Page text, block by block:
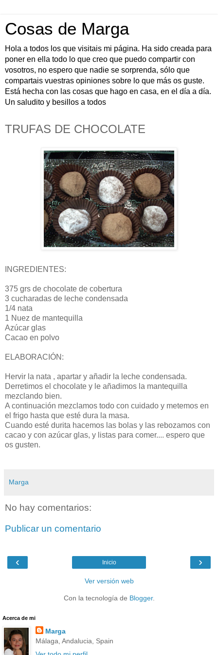
Cosas de Marga
Hola a todos los que visitais mi página. Ha sido creada para
poner en ella todo lo que creo que puedo compartir con
vosotros, no espero que nadie se sorprenda, sólo que
compartais vuestras opiniones sobre lo que más os guste.
Está hecha con las cosas que hago en casa, en el día a día.
Un saludito y besillos a todos
TRUFAS DE CHOCOLATE
INGREDIENTES:
375 grs de chocolate de cobertura
3 cucharadas de leche condensada
1/4 nata
1 Nuez de mantequilla
Azúcar glas
Cacao en polvo
ELABORACIÓN:
Hervir la nata , apartar y añadir la leche condensada.
Derretimos el chocolate y le añadimos la mantequilla
mezclando bien.
A continuación mezclamos todo con cuidado y metemos en
el frigo hasta que esté dura la masa.
Cuando esté durita hacemos las bolas y las rebozamos con
cacao y con azúcar glas, y listas para comer.... espero que
os gusten.
Marga
No hay comentarios:
Publicar un comentario
‹ ›
Inicio
Ver versión web
Con la tecnología de Blogger.
Acerca de mi
Marga
Málaga, Andalucia, Spain